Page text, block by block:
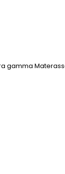
gamma